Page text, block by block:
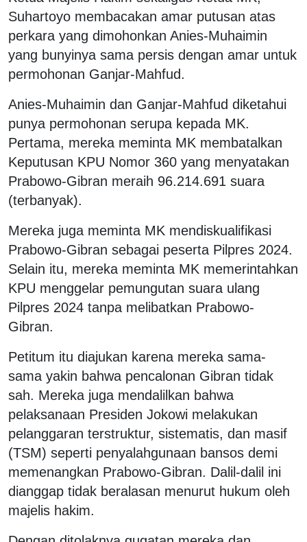
Suhartoyo membacakan amar putusan atas
perkara yang dimohonkan Anies-Muhaimin
yang bunyinya sama persis dengan amar untuk
permohonan Ganjar-Mahfud.
Anies-Muhaimin dan Ganjar-Mahfud diketahui
punya permohonan serupa kepada MK.
Pertama, mereka meminta MK membatalkan
Keputusan KPU Nomor 360 yang menyatakan
Prabowo-Gibran meraih 96.214.691 suara
(terbanyak).
Mereka juga meminta MK mendiskualifikasi
Prabowo-Gibran sebagai peserta Pilpres 2024.
Selain itu, mereka meminta MK memerintahkan
KPU menggelar pemungutan suara ulang
Pilpres 2024 tanpa melibatkan Prabowo-
Gibran.
Petitum itu diajukan karena mereka sama-
sama yakin bahwa pencalonan Gibran tidak
sah. Mereka juga mendalilkan bahwa
pelaksanaan Presiden Jokowi melakukan
pelanggaran terstruktur, sistematis, dan masif
(TSM) seperti penyalahgunaan bansos demi
memenangkan Prabowo-Gibran. Dalil-dalil ini
dianggap tidak beralasan menurut hukum oleh
majelis hakim.